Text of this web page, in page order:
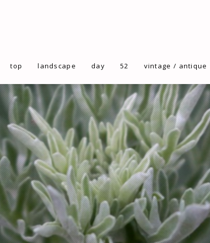
top landscape day 52 vintage / antique